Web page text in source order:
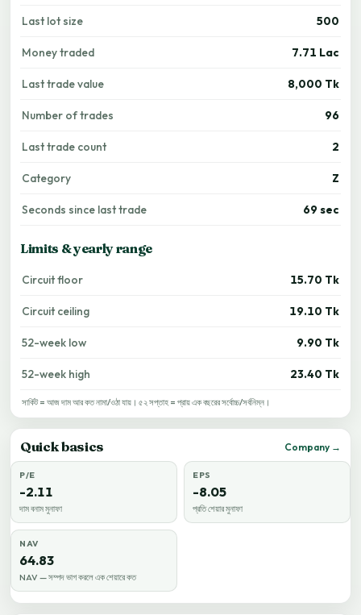
Last lot size 500
Money traded 7.71 Lac
Last trade value 8,000 Tk
Number of trades 96
Last trade count 2
Category Z
Seconds since last trade 69 sec
Limits & yearly range
Circuit floor 15.70 Tk
Circuit ceiling 19.10 Tk
52-week low 9.90 Tk
52-week high 23.40 Tk
সার্কিট = আজ দাম আর কত নামা/ওঠা যায়। ৫২ সপ্তাহ = প্রায় এক বছরের সর্বোচ্চ/সর্বনিম্ন।
Quick basics Company →
P/E
-2.11
দাম বনাম মুনাফা
EPS
-8.05
প্রতি শেয়ার মুনাফা
NAV
64.83
NAV — সম্পদ ভাগ করলে এক শেয়ারে কত